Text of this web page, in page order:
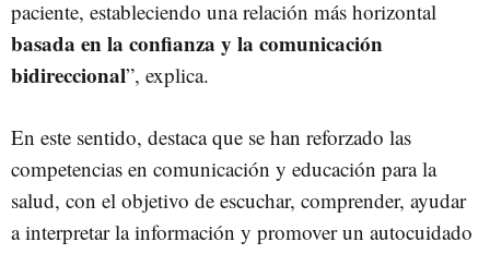
paciente, estableciendo una relación más horizontal
basada en la confianza y la comunicación
bidireccional”, explica.
En este sentido, destaca que se han reforzado las
competencias en comunicación y educación para la
salud, con el objetivo de escuchar, comprender, ayudar
a interpretar la información y promover un autocuidado